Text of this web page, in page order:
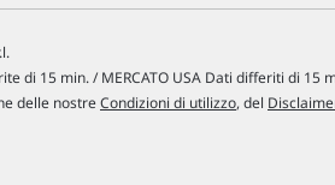
di 15 min. / MERCATO USA Dati differiti di 15
delle nostreCondizioni di utilizzo, del